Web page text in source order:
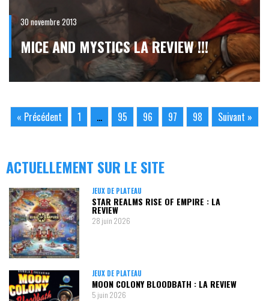
30 novembre 2013
MICE AND MYSTICS LA REVIEW !!!
« Précédent 1 … 95 96 97 98 Suivant »
ACTUELLEMENT SUR LE SITE
JEUX DE PLATEAU
STAR REALMS RISE OF EMPIRE : LA
REVIEW
28 juin 2026
JEUX DE PLATEAU
MOON COLONY BLOODBATH : LA REVIEW
5 juin 2026